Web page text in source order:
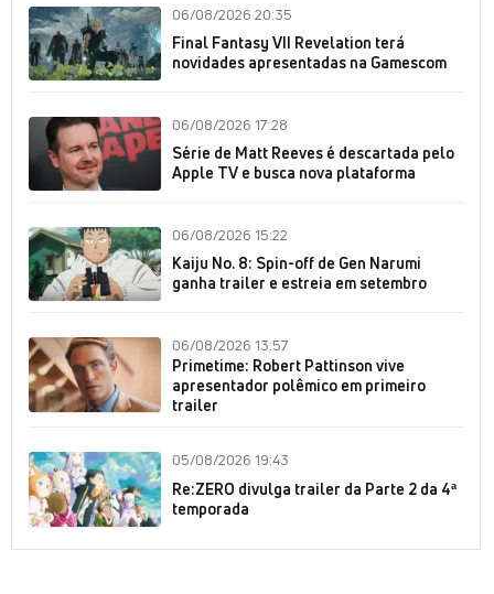
06/08/2026 20:35
Final Fantasy VII Revelation terá
novidades apresentadas na Gamescom
06/08/2026 17:28
Série de Matt Reeves é descartada pelo
Apple TV e busca nova plataforma
06/08/2026 15:22
Kaiju No. 8: Spin-off de Gen Narumi
ganha trailer e estreia em setembro
06/08/2026 13:57
Primetime: Robert Pattinson vive
apresentador polêmico em primeiro
trailer
05/08/2026 19:43
Re:ZERO divulga trailer da Parte 2 da 4ª
temporada